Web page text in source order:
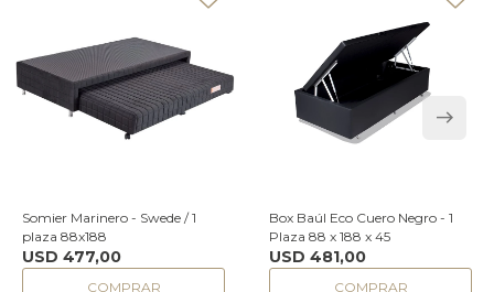
Somier Marinero - Swede / 1
plaza 88x188
USD 477,00
Box Baúl Eco Cuero Negro - 1
Plaza 88 x 188 x 45
USD 481,00